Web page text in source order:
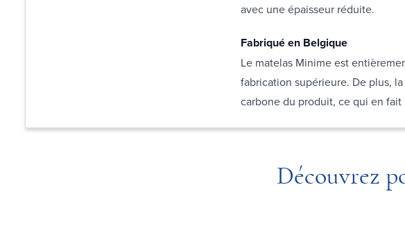
avec une épaisseur réduite.
Fabriqué en Belgique
Le matelas Minime est
fabrication supérieure. De plus,
carbone du produit, ce qui en
Découvrez